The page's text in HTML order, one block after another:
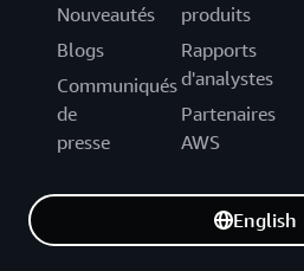
Nouveautés
Blogs
Communiqués
de
presse
produits
Rapports
d'analystes
Partenaires
AWS
English